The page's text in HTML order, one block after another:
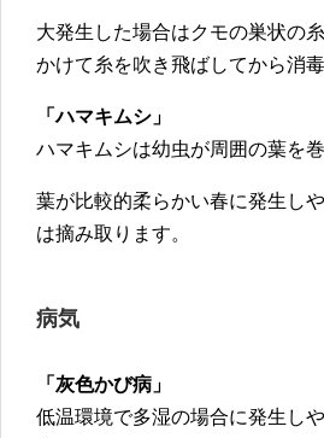
大発生した場合はクモの巣状の
かけて糸を吹き飛ばしてから消毒
「ハマキムシ」
ハマキムシは幼虫が周囲の葉を
葉が比較的柔らかい春に発生し
は摘み取ります。
病気
「灰色かび病」
低温環境で多湿の場合に発生し